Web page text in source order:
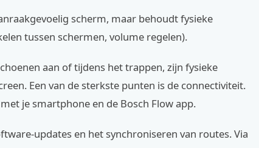
scherm, maar behoudt fysieke
tussen schermen, volume regelen).
aan of tijdens het trappen, zijn fysieke
Een van de sterkste punten is de connectiviteit.
je smartphone en de Bosch Flow app.
updates en het synchroniseren van routes. Via